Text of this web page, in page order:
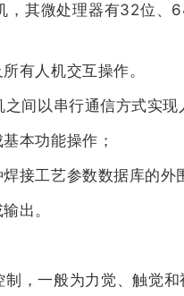
其微处理器有32位、
有人机交互操作。
以串行通信方式实现
本功能操作；
工艺参数数据库的外
出。
，一般为力觉、触觉和